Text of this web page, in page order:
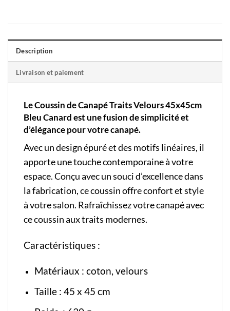
Description
Livraison et paiement
Le Coussin de Canapé Traits Velours 45x45cm
Bleu Canard est une fusion de simplicité et
d’élégance pour votre canapé.
Avec un design épuré et des motifs linéaires, il
apporte une touche contemporaine à votre
espace. Conçu avec un souci d’excellence dans
la fabrication, ce coussin offre confort et style
à votre salon. Rafraîchissez votre canapé avec
ce coussin aux traits modernes.
Caractéristiques :
Matériaux : coton, velours
Taille : 45 x 45 cm